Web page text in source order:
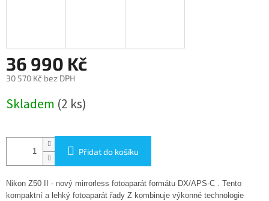
36 990 Kč
30 570 Kč bez DPH
cena:
Skladem (2 ks)
Přidat do košíku
Nikon Z50 II - nový mirrorless fotoaparát formátu DX/APS-C . Tento
kompaktní a lehký fotoaparát řady Z kombinuje výkonné technologie